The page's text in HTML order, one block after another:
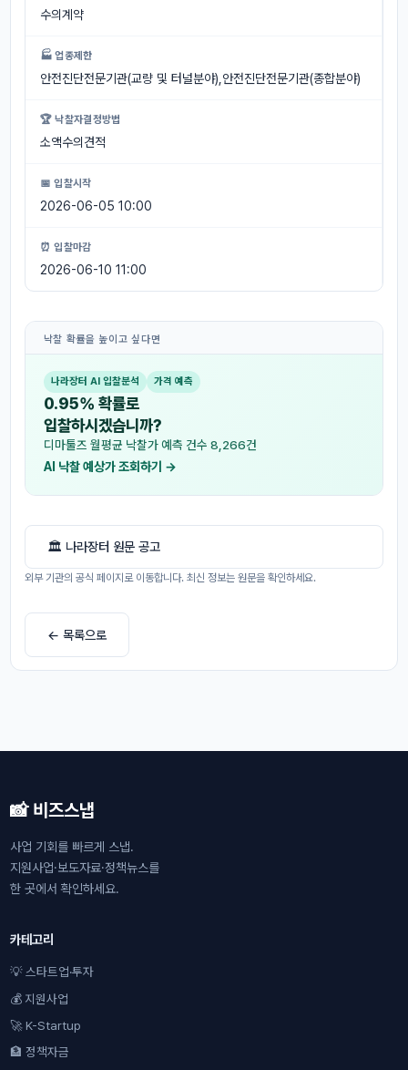
수의계약
🏭 업종제한
안전진단전문기관(교량 및 터널분야),안전진단전문기관(종합분야)
🏆 낙찰자결정방법
소액수의견적
📅 입찰시작
2026-06-05 10:00
⏰ 입찰마감
2026-06-10 11:00
낙찰 확률을 높이고 싶다면
나라장터 AI 입찰분석 가격 예측
0.95% 확률로
입찰하시겠습니까?
디마툴즈 월평균 낙찰가 예측 건수 8,266건
AI 낙찰 예상가 조회하기 →
🏛 나라장터 원문 공고
외부 기관의 공식 페이지로 이동합니다. 최신 정보는 원문을 확인하세요.
← 목록으로
📸 비즈스냅
사업 기회를 빠르게 스냅.
지원사업·보도자료·정책뉴스를
한 곳에서 확인하세요.
카테고리
💡 스타트업·투자
💰 지원사업
🚀 K-Startup
🏦 정책자금